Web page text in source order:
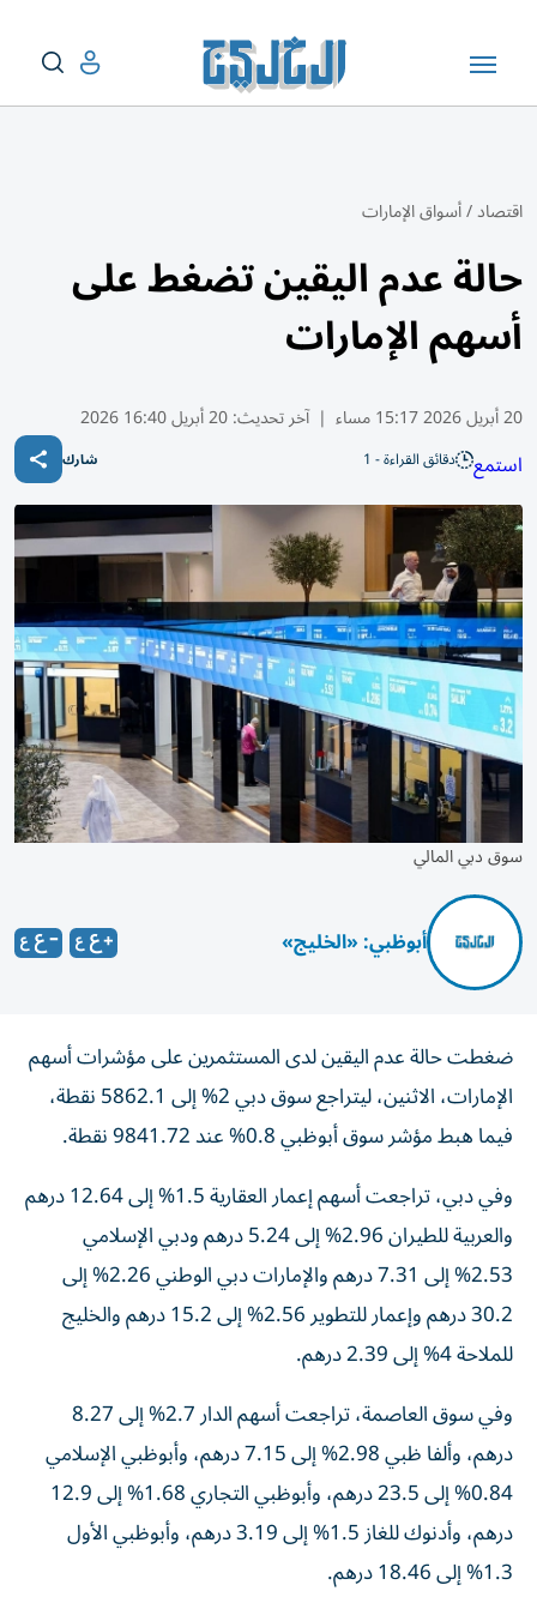
اقتصاد/أسواق الإمارات
حالة عدم اليقين تضغط على
أسهم الإمارات
20 أبريل 2026 15:17 مساء | آخر تحديث:20 أبريل 16:40 2026
استمع دقائق القراءة - 1 شارك
سوق دبي المالي
أبوظبي: «الخليج»
ضغطت حالة عدم اليقين لدى المستثمرين على مؤشرات أسهم
الإمارات، الاثنين، ليتراجع سوق دبي 2% إلى 5862.1 نقطة،
فيما هبط مؤشر سوق أبوظبي 0.8% عند 9841.72 نقطة.
وفي دبي، تراجعت أسهم إعمار العقارية 1.5% إلى 12.64 درهم
والعربية للطيران 2.96% إلى 5.24 درهم ودبي الإسلامي
2.53% إلى 7.31 درهم والإمارات دبي الوطني 2.26% إلى
30.2 درهم وإعمار للتطوير 2.56% إلى 15.2 درهم والخليج
للملاحة 4% إلى 2.39 درهم.
وفي سوق العاصمة، تراجعت أسهم الدار 2.7% إلى 8.27
درهم، وألفا ظبي 2.98% إلى 7.15 درهم، وأبوظبي الإسلامي
0.84% إلى 23.5 درهم، وأبوظبي التجاري 1.68% إلى 12.9
درهم، وأدنوك للغاز 1.5% إلى 3.19 درهم، وأبوظبي الأول
1.3% إلى 18.46 درهم.